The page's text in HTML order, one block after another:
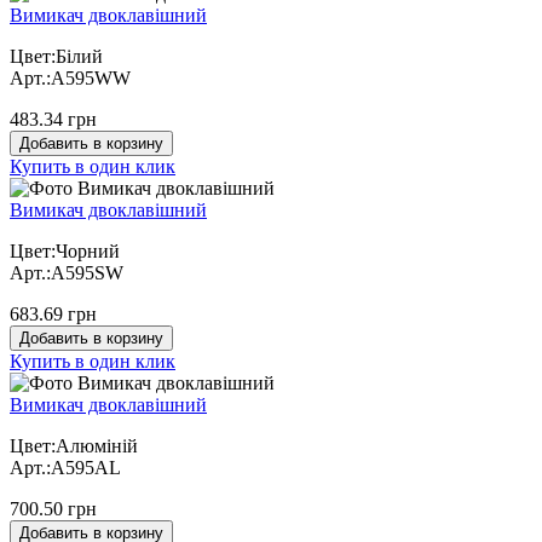
Вимикач двоклавішний
Цвет:Білий
Арт.:A595WW
483.34 грн
Добавить в корзину
Купить в один клик
Вимикач двоклавішний
Цвет:Чорний
Арт.:A595SW
683.69 грн
Добавить в корзину
Купить в один клик
Вимикач двоклавішний
Цвет:Алюміній
Арт.:A595AL
700.50 грн
Добавить в корзину